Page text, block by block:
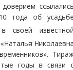
года об
своей
годы в связи